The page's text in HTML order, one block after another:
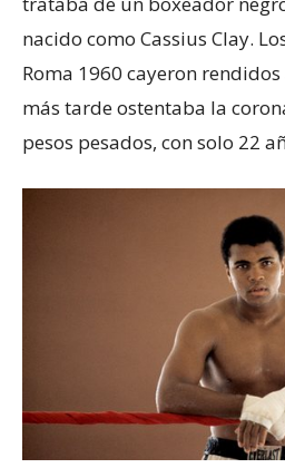
nacido como Cassius Clay.
Roma 1960 cayeron
más tarde ostentaba la
pesos pesados, con solo 22